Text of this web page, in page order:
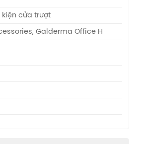
kiện cửa trượt
Galderma Office H